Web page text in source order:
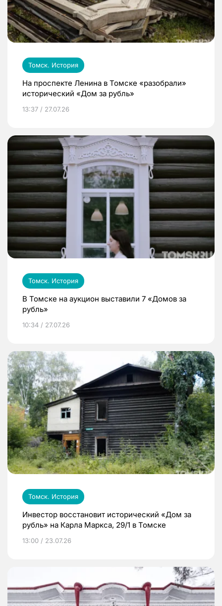
Томск. История
На проспекте Ленина в Томске «разобрали»
исторический «Дом за рубль»
13:37 / 27.07.26
Томск. История
В Томске на аукцион выставили 7 «Домов за
рубль»
10:34 / 27.07.26
Томск. История
Инвестор восстановит исторический «Дом за
рубль» на Карла Маркса, 29/1 в Томске
13:00 / 23.07.26